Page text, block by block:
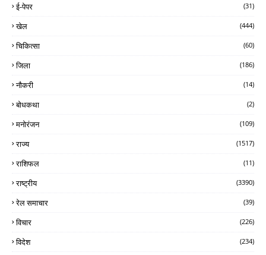
ई-पेपर (31)
खेल (444)
चिकित्सा (60)
जिला (186)
नौकरी (14)
बोधकथा (2)
मनोरंजन (109)
राज्य (1517)
राशिफल (11)
राष्ट्रीय (3390)
रेल समाचार (39)
विचार (226)
विदेश (234)